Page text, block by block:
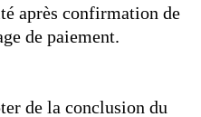
après confirmation de
de paiement.
de la conclusion du